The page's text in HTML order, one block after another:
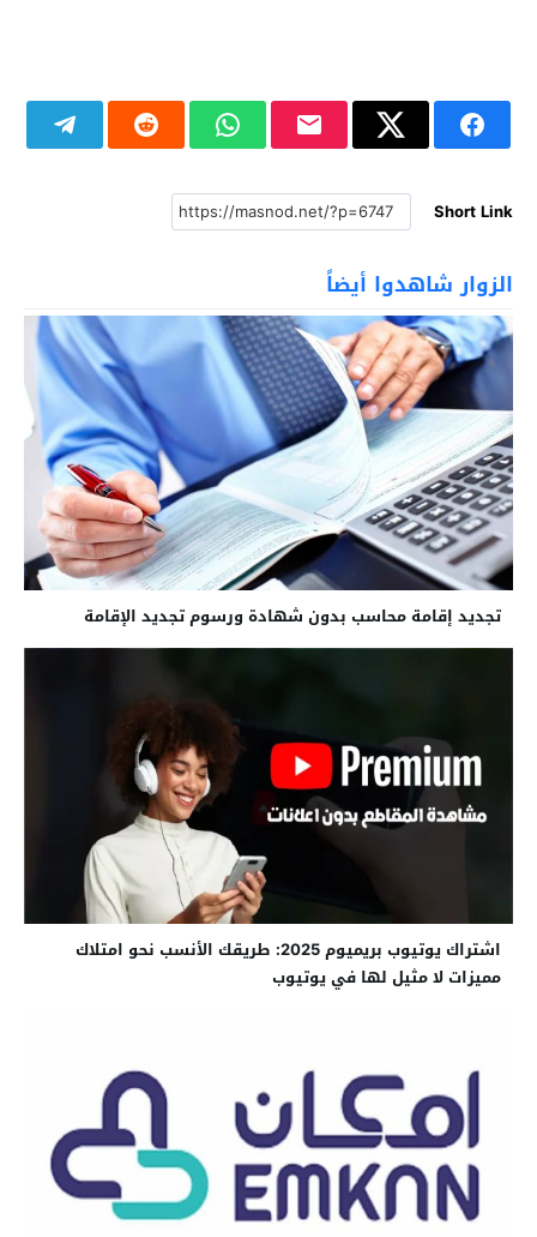
Short Link
الزوار شاهدوا أيضاً
تجديد إقامة محاسب بدون شهادة ورسوم تجديد الإقامة
اشتراك يوتيوب بريميوم 2025: طريقك الأنسب نحو امتلاك
مميزات لا مثيل لها في يوتيوب